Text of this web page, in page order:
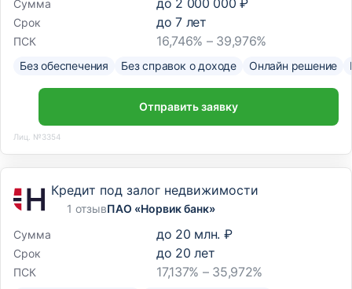
Сумма
до 2 000 000 ₽
Срок до7лет
ПСК 16,746% – 39,976%
Без обеспечения Без справок о доходе Онлайн решение
Отправить заявку
Лиц. №3354
Кредит под залог недвижимости
1 отзывПАО «Норвик банк»
Сумма
до 20 млн. ₽
Срок до 20 лет
ПСК 17,137% – 35,972%